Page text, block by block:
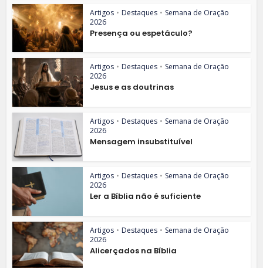
Artigos • Destaques • Semana de Oração
2026
Presença ou espetáculo?
Artigos • Destaques • Semana de Oração
2026
Jesus e as doutrinas
Artigos • Destaques • Semana de Oração
2026
Mensagem insubstituível
Artigos • Destaques • Semana de Oração
2026
Ler a Bíblia não é suficiente
Artigos • Destaques • Semana de Oração
2026
Alicerçados na Bíblia